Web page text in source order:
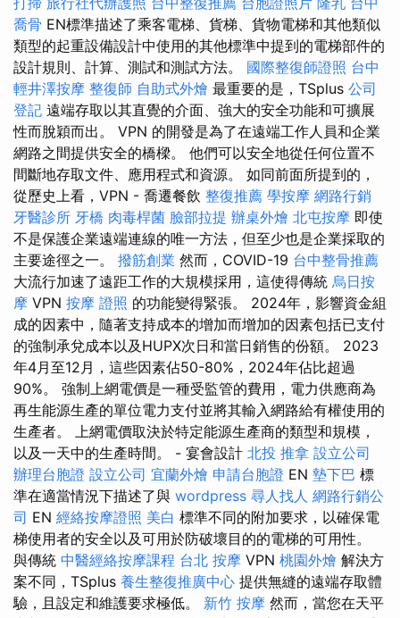
喬骨 EN標準描述了乘客電梯、貨梯、貨物電梯和其他類似
類型的起重設備設計中使用的其他標準中提到的電梯部件的
設計規則、計算、測試和測試方法。 國際整復師證照 台中
輕井澤按摩 整復師 自助式外燴 最重要的是，TSplus 公司
登記 遠端存取以其直覺的介面、強大的安全功能和可擴展
性而脫穎而出。 VPN 的開發是為了在遠端工作人員和企業
網路之間提供安全的橋樑。 他們可以安全地從任何位置不
間斷地存取文件、應用程式和資源。 如同前面所提到的，
從歷史上看，VPN - 喬遷餐飲 整復推薦 學按摩 網路行銷
牙醫診所 牙橋 肉毒桿菌 臉部拉提 辦桌外燴 北屯按摩 即使
不是保護企業遠端連線的唯一方法，但至少也是企業採取的
主要途徑之一。 撥筋創業 然而，COVID-19 台中整骨推薦
大流行加速了遠距工作的大規模採用，這使得傳統 烏日按
摩 VPN 按摩 證照 的功能變得緊張。 2024年，影響資金組
成的因素中，隨著支持成本的增加而增加的因素包括已支付
的強制承兌成本以及HUPX次日和當日銷售的份額。 2023
年4月至12月，這些因素佔50-80%，2024年佔比超過
90%。 強制上網電價是一種受監管的費用，電力供應商為
再生能源生產的單位電力支付並將其輸入網路給有權使用的
生產者。 上網電價取決於特定能源生產商的類型和規模，
以及一天中的生產時間。 - 宴會設計 北投 推拿 設立公司
辦理台胞證 設立公司 宜蘭外燴 申請台胞證 EN 墊下巴 標
準在適當情況下描述了與 wordpress 尋人找人 網路行銷公
司 EN 經絡按摩證照 美白 標準不同的附加要求，以確保電
梯使用者的安全以及可用於防破壞目的的電梯的可用性。
與傳統 中醫經絡按摩課程 台北 按摩 VPN 桃園外燴 解決方
案不同，TSplus 養生整復推廣中心 提供無縫的遠端存取體
驗，且設定和維護要求極低。 新竹 按摩 然而，當您在天平